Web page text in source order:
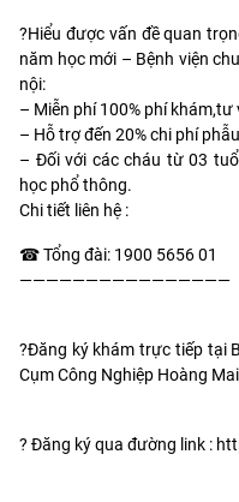
?Hiểu được vấn đề quan
năm học mới – Bệnh viện
nội:
– Miễn phí 100% phí
– Hỗ trợ đến 20% chi phí
– Đối với các cháu từ 03
học phổ thông.
Chi tiết liên hệ :
☎Tổng đài: 1900 5656 01
————————————————
?Đăng ký khám trực tiếp tại
Cụm Công Nghiệp Hoàng
? Đăng ký qua đường link :